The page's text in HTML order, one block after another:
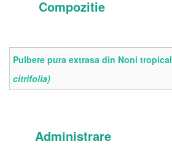
Compozitie
Pulbere pura extrasa din Noni tropical
citrifolia)
Administrare